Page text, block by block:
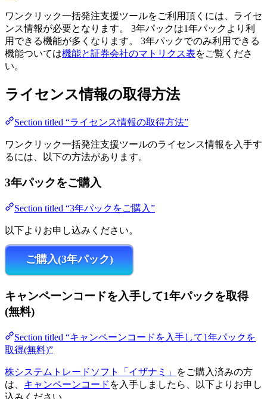
ワンクリック一括発注支援ツールをご利用頂くには、ライセ
ンス情報が必要となります。 3年パックは1年パックより利
用できる機能が多くなります。 3年パックでのみ利用できる
機能ついては機能と証券会社のマトリクス表をご覧くださ
い。
ライセンス情報の取得方法
Section titled “ライセンス情報の取得方法”
ワンクリック一括発注支援ツールのライセンス情報を入手す
るには、以下の方法があります。
3年パックをご購入
Section titled “3年パックをご購入”
以下よりお申し込みください。
ご購入(3年パック)
キャンペーンコードを入手して1年パックを取得
(無料)
Section titled “キャンペーンコードを入手して1年パックを
取得(無料)”
株システムトレードソフト「イザナミ」
をご購入済みの方
は、 キャンペーンコード を入手しましたら、以下よりお申し
込みください。